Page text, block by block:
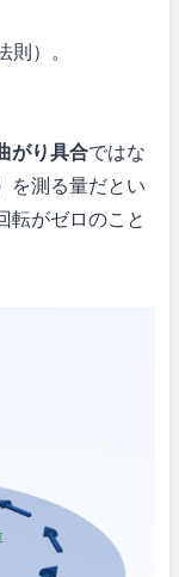
）。
がり具合ではな
を測る量だとい
転がゼロのこと